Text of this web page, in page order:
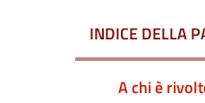
INDICE DELLA
A chi è